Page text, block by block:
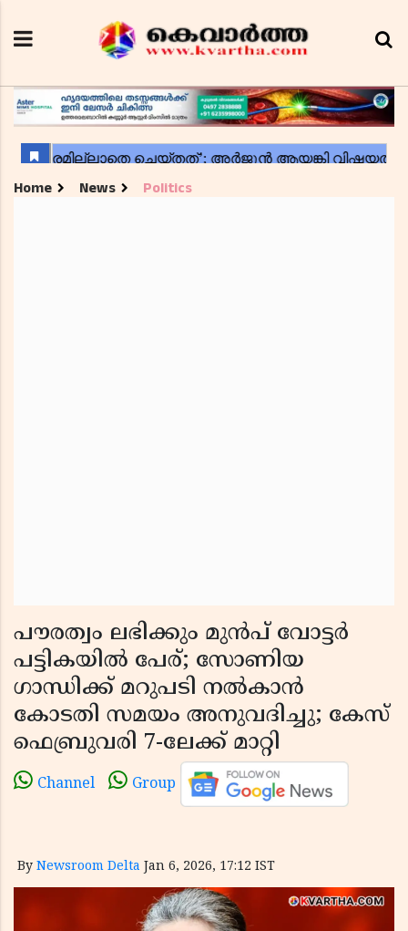
Home News Politics
പൗരത്വം ലഭിക്കും മുൻപ് വോട്ടർ
പട്ടികയിൽ പേര്; സോണിയ
ഗാന്ധിക്ക് മറുപടി നൽകാൻ
കോടതി സമയം അനുവദിച്ചു; കേസ്
ഫെബ്രുവരി 7-ലേക്ക് മാറ്റി
Channel Group
By Newsroom Delta Jan 6, 2026, 17:12 IST